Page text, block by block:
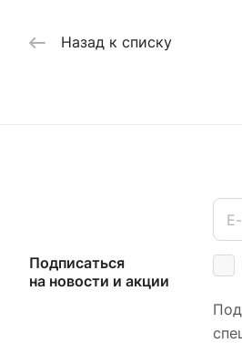
Назад к списку
Подписаться
на новости и акции